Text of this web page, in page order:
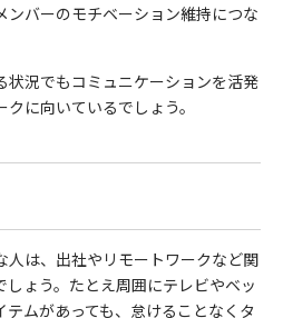
ンバーのモチベーション維持につな
状況でもコミュニケーションを活発
に向いているでしょう。
人は、出社やリモートワークなど関
ょう。たとえ周囲にテレビやベッ
テムがあっても、怠けることなくタ